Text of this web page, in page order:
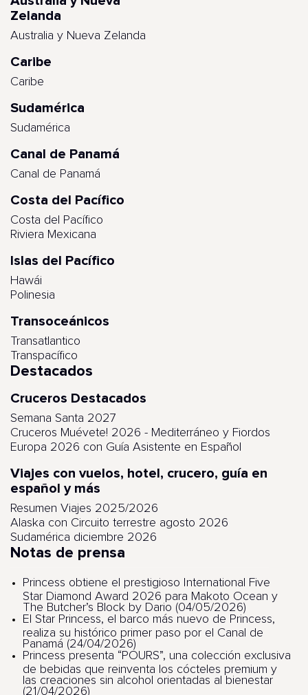
Zelanda
Australia y Nueva Zelanda
Caribe
Caribe
Sudamérica
Sudamérica
Canal de Panamá
Canal de Panamá
Costa del Pacífico
Costa del Pacífico
Riviera Mexicana
Islas del Pacífico
Hawái
Polinesia
Transoceánicos
Transatlantico
Transpacífico
Destacados
Cruceros Destacados
Semana Santa 2027
Cruceros Muévete! 2026 - Mediterráneo y Fiordos
Europa 2026 con Guía Asistente en Español
Viajes con vuelos, hotel, crucero, guía en
español y más
Resumen Viajes 2025/2026
Alaska con Circuito terrestre agosto 2026
Sudamérica diciembre 2026
Notas de prensa
Princess obtiene el prestigioso International Five
Star Diamond Award 2026 para Makoto Ocean y
The Butcher’s Block by Dario (04/05/2026)
El Star Princess, el barco más nuevo de Princess,
realiza su histórico primer paso por el Canal de
Panamá (24/04/2026)
Princess presenta “POURS”, una colección exclusiva
de bebidas que reinventa los cócteles premium y
las creaciones sin alcohol orientadas al bienestar
(21/04/2026)